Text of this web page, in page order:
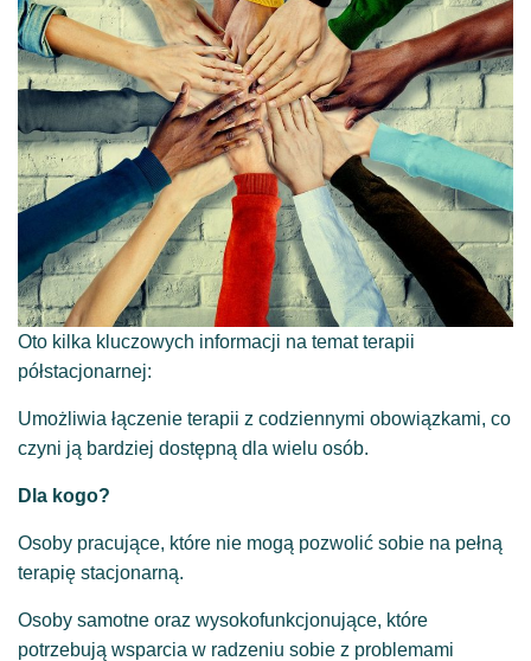
Oto kilka kluczowych informacji na temat terapii
półstacjonarnej:
Umożliwia łączenie terapii z codziennymi obowiązkami, co
czyni ją bardziej dostępną dla wielu osób.
Dla kogo?
Osoby pracujące, które nie mogą pozwolić sobie na pełną
terapię stacjonarną.
Osoby samotne oraz wysokofunkcjonujące, które
potrzebują wsparcia w radzeniu sobie z problemami